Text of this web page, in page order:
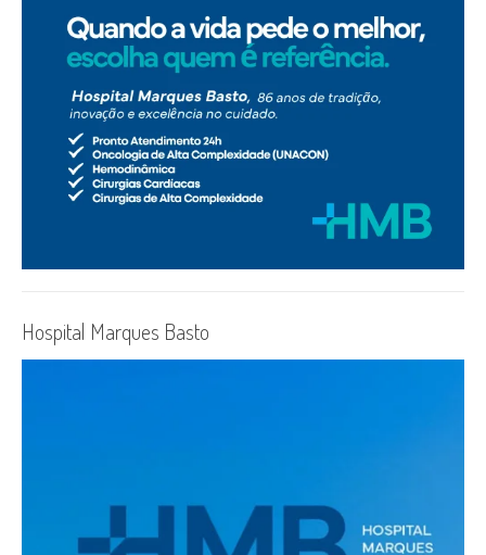
Hospital Marques Basto